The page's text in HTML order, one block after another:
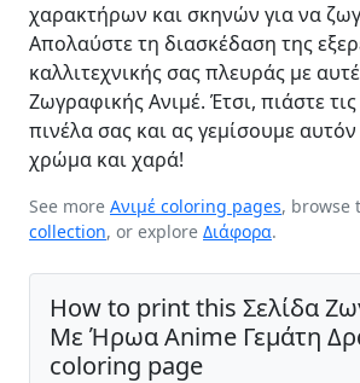
χαρακτήρων και σκηνών για να
Απολαύστε τη διασκέδαση της
καλλιτεχνικής σας πλευράς με
Ζωγραφικής Ανιμέ. Έτσι, πιάστε
πινέλα σας και ας γεμίσουμε
χρώμα και χαρά!
See more Ανιμέ coloring pages, browse
collection, or explore Διάφορα.
How to print this Σελίδα
Με Ήρωα Anime Γεμάτη
coloring page